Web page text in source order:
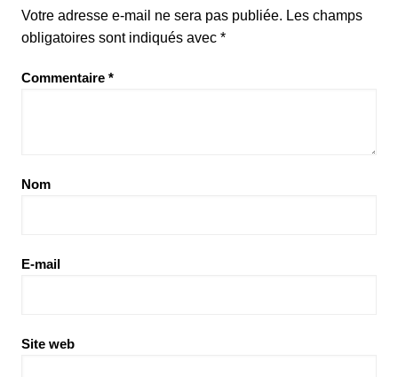
Votre adresse e-mail ne sera pas publiée. Les champs
obligatoires sont indiqués avec *
Commentaire *
Nom
E-mail
Site web